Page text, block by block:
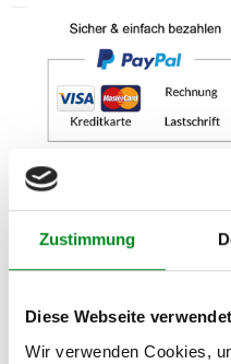
Zustimmung
Diese Webseite
Wir verwenden Cookies,
Zahlungs- und Lieferarten
kfzteile-